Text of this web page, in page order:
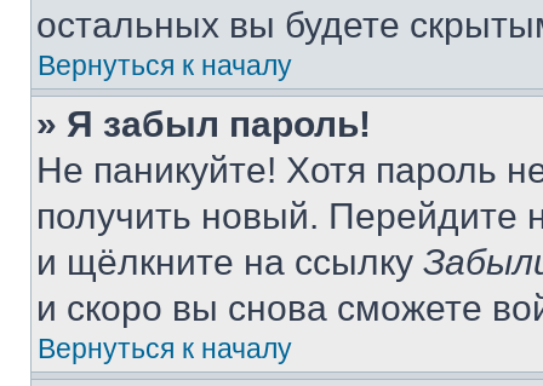
остальных вы будете
Вернуться к началу
» Я забыл пароль!
Не паникуйте! Хотя пароль
получить новый. Перейдите
и щёлкните на ссылку
и скоро вы снова сможете
Вернуться к началу